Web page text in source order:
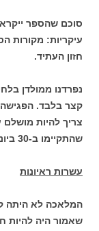
סוכם שהספר
עיקריות: מקורות
חזון העתיד.
נפרדנו ממולדן
קצר בלבד.
צריך להיות
שהתקיימו ב-30 ביוני 1981
עשרות ראיונות
המלאכה לא היתה
שאמור היה להיות